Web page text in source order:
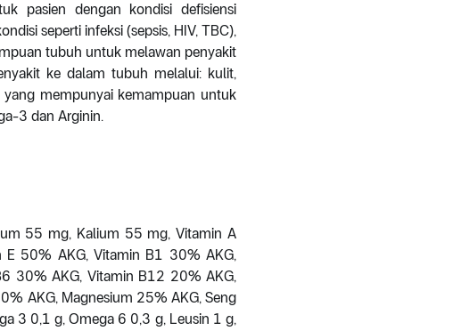
pasien dengan kondisi defisiensi
seperti infeksi (sepsis, HIV, TBC),
tubuh untuk melawan penyakit
ke dalam tubuh melalui: kulit,
mempunyai kemampuan untuk
3 dan Arginin.
55 mg, Kalium 55 mg, Vitamin A
50% AKG, Vitamin B1 30% AKG,
30% AKG, Vitamin B12 20% AKG,
AKG, Magnesium 25% AKG, Seng
3 0,1 g, Omega 6 0,3 g, Leusin 1 g,